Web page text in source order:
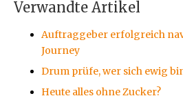
Verwandte Artikel
Auftraggeber erfolgreich
Journey
Drum prüfe, wer sich ewig
Heute alles ohne Zucker?